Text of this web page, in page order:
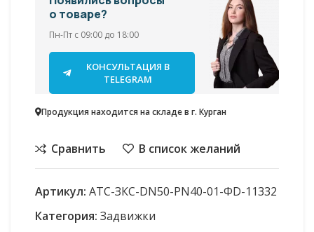
о товаре?
Пн-Пт с 09:00 до 18:00
КОНСУЛЬТАЦИЯ В
TELEGRAM
Продукция находится на складе в г. Курган
Сравнить В список желаний
Артикул: АТС-ЗКС-DN50-PN40-01-ФD-11332
Категория: Задвижки